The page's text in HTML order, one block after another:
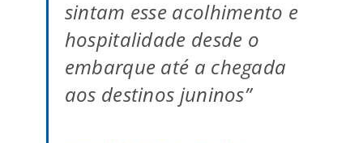
sintam esse acolhimento e
hospitalidade desde o
embarque até a chegada
aos destinos juninos”